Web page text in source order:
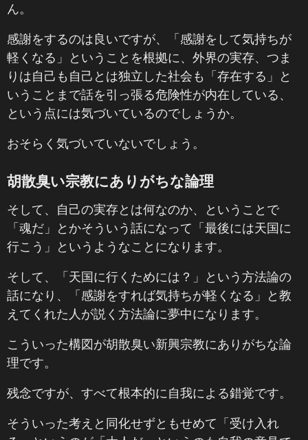
ん。
感謝をするのは良いですが、「感謝をして気持ちが
軽くなる」ということを根拠に、外界の実存、つま
りは自己も自己とは独立した社会も「存在する」と
いうことまで話を引っ張る危険性が内在している、
という点には気づいているのでしょうか。
おそらく気づいていないでしょう。
胡散臭い宗教にありがちな論理
そして、自己の実存とは何なのか、ということで
「魂だ」とかそういう話になって「最後には天国に
行こう」というようなことになります。
そして、「天国に行くためには？」という方法論の
話になり、「感謝をすれば気持ちが軽くなる」と教
えてくれた人が説く方法論に夢中になります。
こういった構図が胡散臭い新興宗教にありがちな論
理です。
残念ですが、すべて根本的に自我による錯覚です。
そういった考えと同化せずともせめて「受け入れ